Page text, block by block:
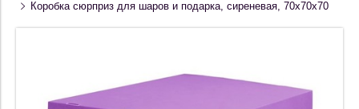
Коробка сюрприз для шаров и подарка, сиреневая, 70х70х70